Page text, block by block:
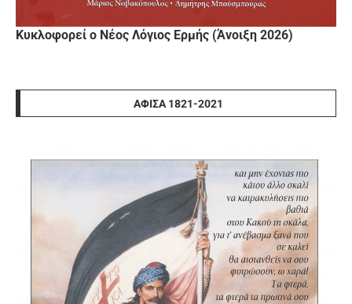
Κυκλοφορεί ο Νέος Λόγιος Ερμής (Άνοιξη 2026)
ΑΦΊΣΑ 1821-2021